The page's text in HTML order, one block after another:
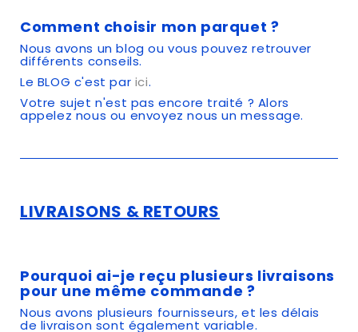
Comment choisir mon parquet ?
Nous avons un blog ou vous pouvez retrouver
différents conseils.
Le BLOG c'est par ici.
Votre sujet n'est pas encore traité ? Alors
appelez nous ou envoyez nous un message.
LIVRAISONS & RETOURS
Pourquoi ai-je reçu plusieurs livraisons
pour une même commande ?
Nous avons plusieurs fournisseurs, et les délais
de livraison sont également variable.